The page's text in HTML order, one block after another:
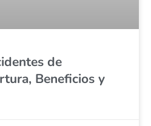
de
Beneficios y